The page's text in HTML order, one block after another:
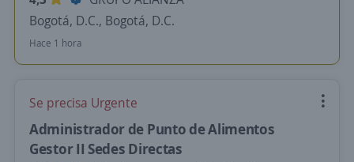
Bogotá, D.C., Bogotá, D.C.
Hace 1 hora
Se precisa Urgente
Administrador de Punto de Alimentos
Gestor II Sedes Directas